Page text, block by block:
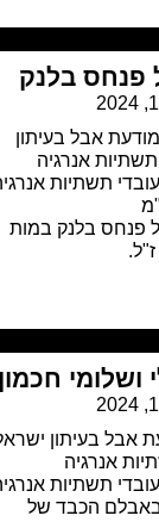
בלנק
בעיתון
אנרגיה
במות
חכמון
ישראל
אנרגיה
של